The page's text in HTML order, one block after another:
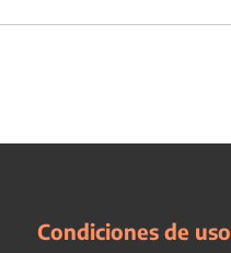
Condiciones de uso